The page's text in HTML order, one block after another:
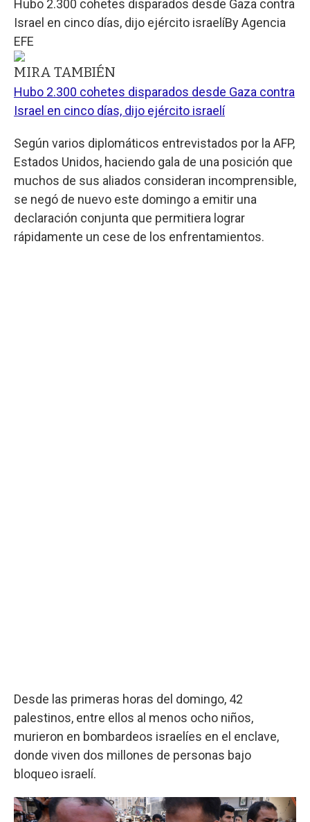
Hubo 2.300 cohetes disparados desde Gaza contra
Israel en cinco días, dijo ejército israelíByAgencia
EFE
MIRA TAMBIÉN
Hubo 2.300 cohetes disparados desde Gaza contra
Israel en cinco días, dijo ejército israelí
Según varios diplomáticos entrevistados por la AFP,
Estados Unidos, haciendo gala de una posición que
muchos de sus aliados consideran incomprensible,
se negó de nuevo este domingo a emitir una
declaración conjunta que permitiera lograr
rápidamente un cese de los enfrentamientos.
Desde las primeras horas del domingo, 42
palestinos, entre ellos al menos ocho niños,
murieron en bombardeos israelíes en el enclave,
donde viven dos millones de personas bajo
bloqueo israelí.